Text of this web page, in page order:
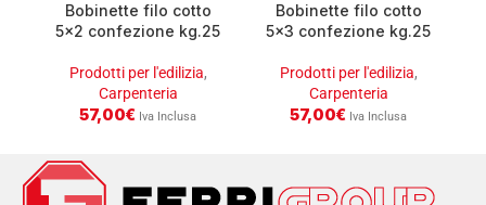
Bobinette filo cotto
5×2 confezione kg.25
Prodotti per l'edilizia,
Carpenteria
57,00€ Iva Inclusa
Bobinette filo cotto
5×3 confezione kg.25
Prodotti per l'edilizia,
Carpenteria
57,00€ Iva Inclusa